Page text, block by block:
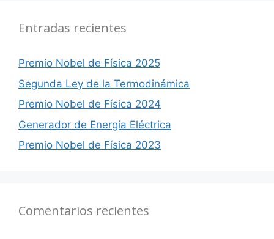
Entradas recientes
Premio Nobel de Física 2025
Segunda Ley de la Termodinámica
Premio Nobel de Física 2024
Generador de Energía Eléctrica
Premio Nobel de Física 2023
Comentarios recientes